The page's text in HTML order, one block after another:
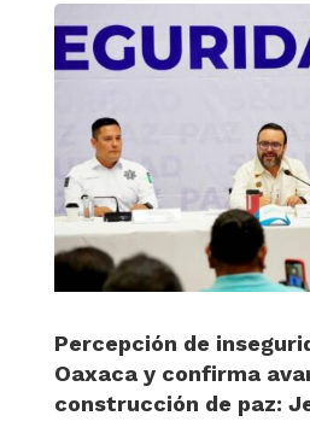
Percepción de
Oaxaca y confirma
construcción de paz: